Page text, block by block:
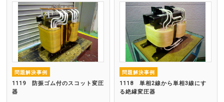
問題解決事例
1119 防振ゴム付のスコット変圧
器
問題解決事例
1118 単相2線から単相3線にす
る絶縁変圧器